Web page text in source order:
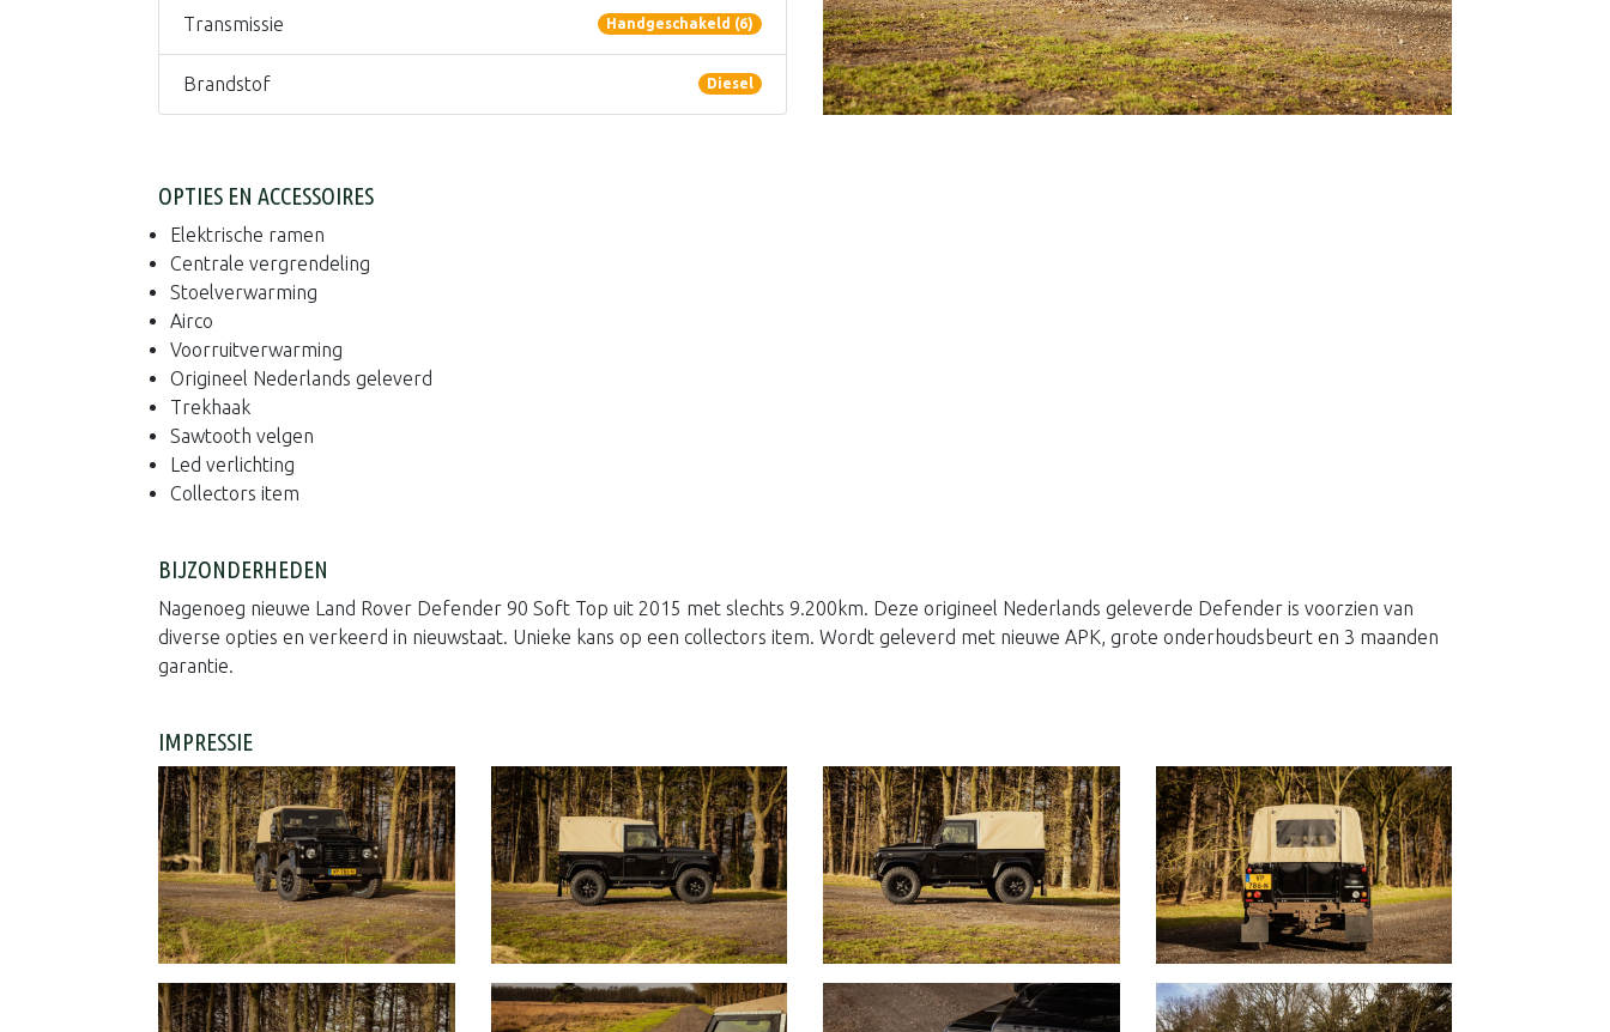
Transmissie Handgeschakeld (6)
Brandstof Diesel
OPTIES EN ACCESSOIRES
Elektrische ramen
Centrale vergrendeling
Stoelverwarming
Airco
Voorruitverwarming
Origineel Nederlands geleverd
Trekhaak
Sawtooth velgen
Led verlichting
Collectors item
BIJZONDERHEDEN
Nagenoeg nieuwe Land Rover Defender 90 Soft Top uit 2015 met slechts 9.200km. Deze origineel Nederlands geleverde Defender is voorzien van
diverse opties en verkeerd in nieuwstaat. Unieke kans op een collectors item. Wordt geleverd met nieuwe APK, grote onderhoudsbeurt en 3 maanden
garantie.
IMPRESSIE